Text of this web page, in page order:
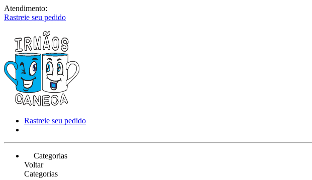
Atendimento:
Rastreie seu pedido
Rastreie seu pedido
Categorias
Voltar
Categorias